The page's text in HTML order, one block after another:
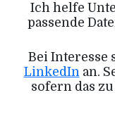
Ich helfe
passende
Bei Interesse
LinkedInan.
sofern das